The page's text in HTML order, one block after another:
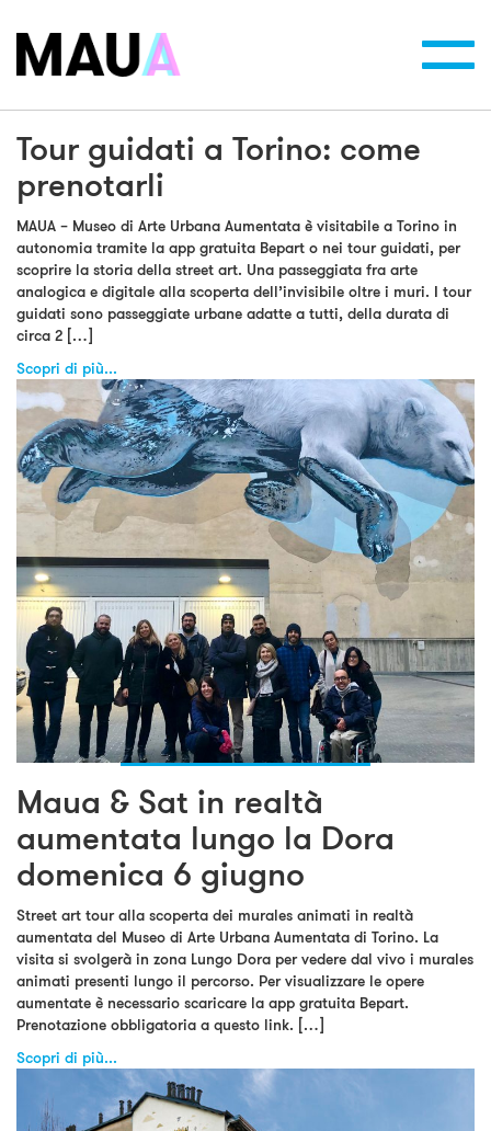
Toggle
Tour guidati a Torino: come
prenotarli
MAUA – Museo di Arte Urbana Aumentata è visitabile a Torino in
autonomia tramite la app gratuita Bepart o nei tour guidati, per
scoprire la storia della street art. Una passeggiata fra arte
analogica e digitale alla scoperta dell’invisibile oltre i muri. I tour
guidati sono passeggiate urbane adatte a tutti, della durata di
circa 2 […]
Scopri di più...
Maua & Sat in realtà
aumentata lungo la Dora
domenica 6 giugno
Street art tour alla scoperta dei murales animati in realtà
aumentata del Museo di Arte Urbana Aumentata di Torino. La
visita si svolgerà in zona Lungo Dora per vedere dal vivo i murales
animati presenti lungo il percorso. Per visualizzare le opere
aumentate è necessario scaricare la app gratuita Bepart.
Prenotazione obbligatoria a questo link. […]
Scopri di più...